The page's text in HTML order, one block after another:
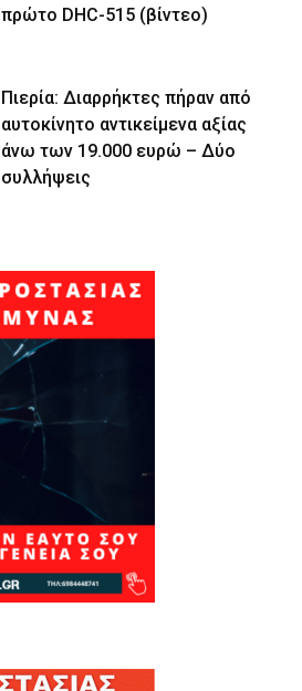
πρώτο DHC-515 (βίντεο)
Πιερία: Διαρρήκτες πήραν από
αυτοκίνητο αντικείμενα αξίας
άνω των 19.000 ευρώ – Δύο
συλλήψεις